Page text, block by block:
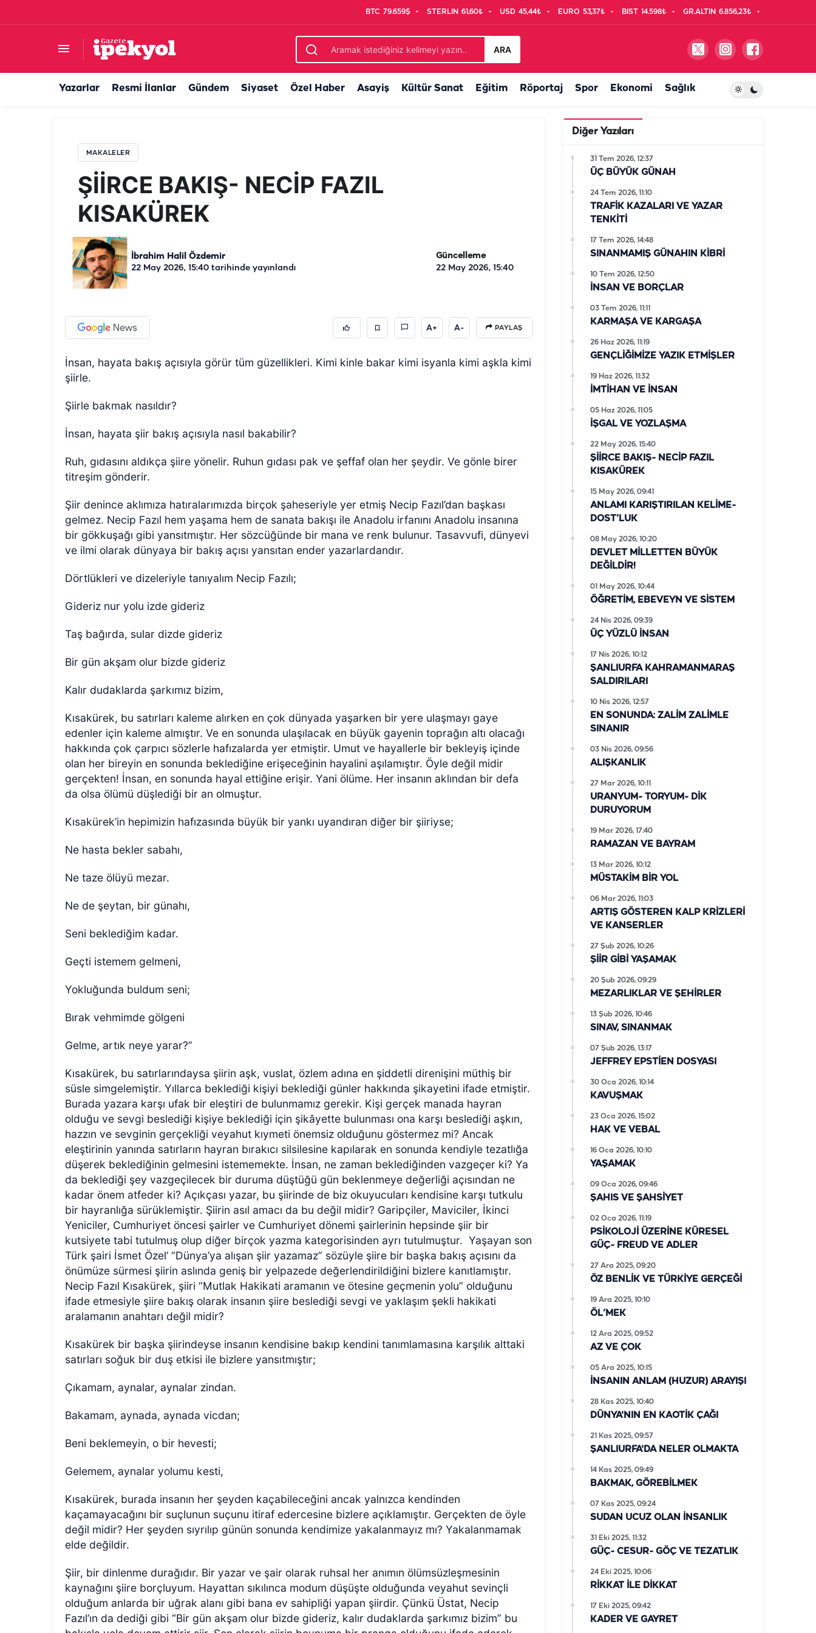
BTC 79.659$ STERLIN 61,60₺ USD 45,44₺ EURO 53,37₺ BIST 14.598₺ GR.ALTIN 6.856,23₺
ARA
Yazarlar Resmi İlanlar Gündem Siyaset Özel Haber Asayiş Kültür Sanat Eğitim Röportaj Spor Ekonomi Sağlık
MAKALELER
ŞİİRCE BAKIŞ- NECİP FAZIL
KISAKÜREK
İbrahim Halil Özdemir
22 May 2026, 15:40 tarihinde yayınlandı
Güncelleme
22 May 2026, 15:40
A+ A- PAYLAŞ
İnsan, hayata bakış açısıyla görür tüm güzellikleri. Kimi kinle bakar kimi isyanla kimi aşkla kimi
şiirle.
Şiirle bakmak nasıldır?
İnsan, hayata şiir bakış açısıyla nasıl bakabilir?
Ruh, gıdasını aldıkça şiire yönelir. Ruhun gıdası pak ve şeffaf olan her şeydir. Ve gönle birer
titreşim gönderir.
Şiir denince aklımıza hatıralarımızda birçok şaheseriyle yer etmiş Necip Fazıl’dan başkası
gelmez. Necip Fazıl hem yaşama hem de sanata bakışı ile Anadolu irfanını Anadolu insanına
bir gökkuşağı gibi yansıtmıştır. Her sözcüğünde bir mana ve renk bulunur. Tasavvufi, dünyevi
ve ilmi olarak dünyaya bir bakış açısı yansıtan ender yazarlardandır.
Dörtlükleri ve dizeleriyle tanıyalım Necip Fazılı;
Gideriz nur yolu izde gideriz
Taş bağırda, sular dizde gideriz
Bir gün akşam olur bizde gideriz
Kalır dudaklarda şarkımız bizim,
Kısakürek, bu satırları kaleme alırken en çok dünyada yaşarken bir yere ulaşmayı gaye
edenler için kaleme almıştır. Ve en sonunda ulaşılacak en büyük gayenin toprağın altı olacağı
hakkında çok çarpıcı sözlerle hafızalarda yer etmiştir. Umut ve hayallerle bir bekleyiş içinde
olan her bireyin en sonunda beklediğine erişeceğinin hayalini aşılamıştır. Öyle değil midir
gerçekten! İnsan, en sonunda hayal ettiğine erişir. Yani ölüme. Her insanın aklından bir defa
da olsa ölümü düşlediği bir an olmuştur.
Kısakürek’in hepimizin hafızasında büyük bir yankı uyandıran diğer bir şiiriyse;
Ne hasta bekler sabahı,
Ne taze ölüyü mezar.
Ne de şeytan, bir günahı,
Seni beklediğim kadar.
Geçti istemem gelmeni,
Yokluğunda buldum seni;
Bırak vehmimde gölgeni
Gelme, artık neye yarar?”
Kısakürek, bu satırlarındaysa şiirin aşk, vuslat, özlem adına en şiddetli direnişini müthiş bir
süsle simgelemiştir. Yıllarca beklediği kişiyi beklediği günler hakkında şikayetini ifade etmiştir.
Burada yazara karşı ufak bir eleştiri de bulunmamız gerekir. Kişi gerçek manada hayran
olduğu ve sevgi beslediği kişiye beklediği için şikâyette bulunması ona karşı beslediği aşkın,
hazzın ve sevginin gerçekliği veyahut kıymeti önemsiz olduğunu göstermez mi? Ancak
eleştirinin yanında satırların hayran bırakıcı silsilesine kapılarak en sonunda kendiyle tezatlığa
düşerek beklediğinin gelmesini istememekte. İnsan, ne zaman beklediğinden vazgeçer ki? Ya
da beklediği şey vazgeçilecek bir duruma düştüğü gün beklenmeye değerliği açısından ne
kadar önem atfeder ki? Açıkçası yazar, bu şiirinde de biz okuyucuları kendisine karşı tutkulu
bir hayranlığa sürüklemiştir. Şiirin asıl amacı da bu değil midir? Garipçiler, Maviciler, İkinci
Yeniciler, Cumhuriyet öncesi şairler ve Cumhuriyet dönemi şairlerinin hepsinde şiir bir
kutsiyete tabi tutulmuş olup diğer birçok yazma kategorisinden ayrı tutulmuştur. Yaşayan son
Türk şairi İsmet Özel’ “Dünya’ya alışan şiir yazamaz” sözüyle şiire bir başka bakış açısını da
önümüze sürmesi şiirin aslında geniş bir yelpazede değerlendirildiğini bizlere kanıtlamıştır.
Necip Fazıl Kısakürek, şiiri “Mutlak Hakikati aramanın ve ötesine geçmenin yolu” olduğunu
ifade etmesiyle şiire bakış olarak insanın şiire beslediği sevgi ve yaklaşım şekli hakikati
aralamanın anahtarı değil midir?
Kısakürek bir başka şiirindeyse insanın kendisine bakıp kendini tanımlamasına karşılık alttaki
satırları soğuk bir duş etkisi ile bizlere yansıtmıştır;
Çıkamam, aynalar, aynalar zindan.
Bakamam, aynada, aynada vicdan;
Beni beklemeyin, o bir hevesti;
Gelemem, aynalar yolumu kesti,
Kısakürek, burada insanın her şeyden kaçabileceğini ancak yalnızca kendinden
kaçamayacağını bir suçlunun suçunu itiraf edercesine bizlere açıklamıştır. Gerçekten de öyle
değil midir? Her şeyden sıyrılıp günün sonunda kendimize yakalanmayız mı? Yakalanmamak
elde değildir.
Şiir, bir dinlenme durağıdır. Bir yazar ve şair olarak ruhsal her anımın ölümsüzleşmesinin
kaynağını şiire borçluyum. Hayattan sıkılınca modum düşüşte olduğunda veyahut sevinçli
olduğum anlarda bir uğrak alanı gibi bana ev sahipliği yapan şiirdir. Çünkü Üstat, Necip
Fazıl’ın da dediği gibi “Bir gün akşam olur bizde gideriz, kalır dudaklarda şarkımız bizim” bu
Diğer Yazıları
ÜÇ BÜYÜK GÜNAH
31 Tem 2026, 12:37
TRAFİK KAZALARI VE YAZAR
TENKİTİ
24 Tem 2026, 11:10
SINANMAMIŞ GÜNAHIN KİBRİ
17 Tem 2026, 14:48
İNSAN VE BORÇLAR
10 Tem 2026, 12:50
KARMAŞA VE KARGAŞA
03 Tem 2026, 11:11
GENÇLİĞİMİZE YAZIK ETMİŞLER
26 Haz 2026, 11:19
İMTİHAN VE İNSAN
19 Haz 2026, 11:32
İŞGAL VE YOZLAŞMA
05 Haz 2026, 11:05
ŞİİRCE BAKIŞ- NECİP FAZIL
KISAKÜREK
22 May 2026, 15:40
ANLAMI KARIŞTIRILAN KELİME-
DOST’LUK
15 May 2026, 09:41
DEVLET MİLLETTEN BÜYÜK
DEĞİLDİR!
08 May 2026, 10:20
ÖĞRETİM, EBEVEYN VE SİSTEM
01 May 2026, 10:44
ÜÇ YÜZLÜ İNSAN
24 Nis 2026, 09:39
ŞANLIURFA KAHRAMANMARAŞ
SALDIRILARI
17 Nis 2026, 10:12
EN SONUNDA: ZALİM ZALİMLE
SINANIR
10 Nis 2026, 12:57
ALIŞKANLIK
03 Nis 2026, 09:56
URANYUM- TORYUM- DİK
DURUYORUM
27 Mar 2026, 10:11
RAMAZAN VE BAYRAM
19 Mar 2026, 17:40
MÜSTAKİM BİR YOL
13 Mar 2026, 10:12
ARTIŞ GÖSTEREN KALP KRİZLERİ
VE KANSERLER
06 Mar 2026, 11:03
ŞİİR GİBİ YAŞAMAK
27 Şub 2026, 10:26
MEZARLIKLAR VE ŞEHİRLER
20 Şub 2026, 09:29
SINAV, SINANMAK
13 Şub 2026, 10:46
JEFFREY EPSTİEN DOSYASI
07 Şub 2026, 13:17
KAVUŞMAK
30 Oca 2026, 10:14
HAK VE VEBAL
23 Oca 2026, 15:02
YAŞAMAK
16 Oca 2026, 10:10
ŞAHIS VE ŞAHSİYET
09 Oca 2026, 09:46
PSİKOLOJİ ÜZERİNE KÜRESEL
GÜÇ- FREUD VE ADLER
02 Oca 2026, 11:19
ÖZ BENLİK VE TÜRKİYE GERÇEĞİ
27 Ara 2025, 09:20
ÖL’MEK
19 Ara 2025, 10:10
AZ VE ÇOK
12 Ara 2025, 09:52
İNSANIN ANLAM (HUZUR) ARAYIŞI
05 Ara 2025, 10:15
DÜNYA'NIN EN KAOTİK ÇAĞI
28 Kas 2025, 10:40
ŞANLIURFA'DA NELER OLMAKTA
21 Kas 2025, 09:57
BAKMAK, GÖREBİLMEK
14 Kas 2025, 09:49
SUDAN UCUZ OLAN İNSANLIK
07 Kas 2025, 09:24
GÜÇ- CESUR- GÖÇ VE TEZATLIK
31 Eki 2025, 11:32
RİKKAT İLE DİKKAT
24 Eki 2025, 10:06
KADER VE GAYRET
17 Eki 2025, 09:42